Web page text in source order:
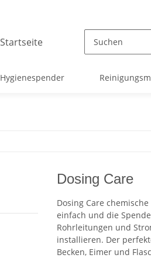
Hygienespender
Dosing Care
Dosing Care
einfach und die
Rohrleitungen und
installieren. Der
Becken, Eimer und